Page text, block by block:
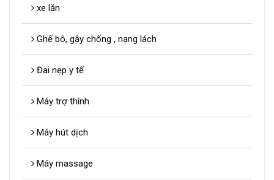
xe lăn
Ghế bô, gậy chống , nạng lách
Đai nẹp y tế
Máy trợ thính
Máy hút dịch
Máy massage